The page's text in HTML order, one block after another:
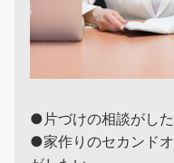
●片づけの相談がし
●家作りのセカンド